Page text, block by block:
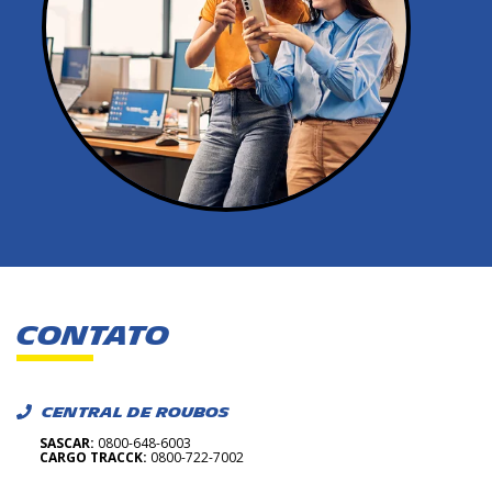
CONTATO
CENTRAL DE ROUBOS
SASCAR: 0800-648-6003
CARGO TRACCK: 0800-722-7002